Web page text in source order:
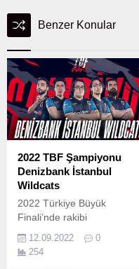
Benzer Konular
2022 TBF Şampiyonu
Denizbank İstanbul
Wildcats
2022 Türkiye Büyük
Finali’nde rakibi
mağlup eden DenizBank
İstanbul Wildcats şampiyon
12.09.2022
0
254